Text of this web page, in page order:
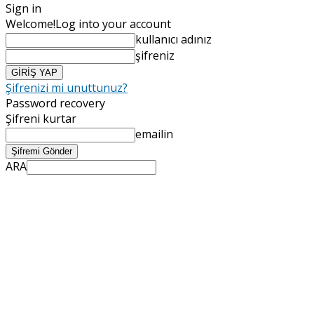
Sign in
Welcome!Log into your account
kullanıcı adınız
şifreniz
Şifrenizi mi unuttunuz?
Password recovery
Şifreni kurtar
emailin
ARA